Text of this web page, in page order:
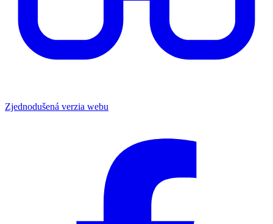
Zjednodušená verzia webu